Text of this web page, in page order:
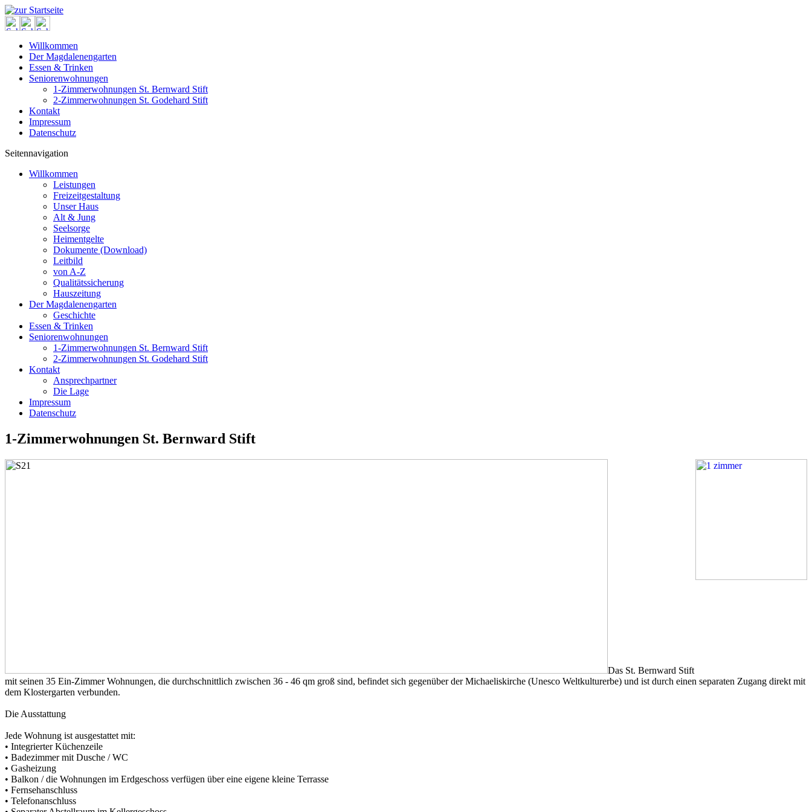
Willkommen
Der Magdalenengarten
Essen & Trinken
Seniorenwohnungen
1-Zimmerwohnungen St. Bernward Stift
2-Zimmerwohnungen St. Godehard Stift
Kontakt
Impressum
Datenschutz
Seitennavigation
Willkommen
Leistungen
Freizeitgestaltung
Unser Haus
Alt & Jung
Seelsorge
Heimentgelte
Dokumente (Download)
Leitbild
von A-Z
Qualitätssicherung
Hauszeitung
Der Magdalenengarten
Geschichte
Essen & Trinken
Seniorenwohnungen
1-Zimmerwohnungen St. Bernward Stift
2-Zimmerwohnungen St. Godehard Stift
Kontakt
Ansprechpartner
Die Lage
Impressum
Datenschutz
1-Zimmerwohnungen St. Bernward Stift
Das St. Bernward Stift
mit seinen 35 Ein-Zimmer Wohnungen, die durchschnittlich zwischen 36 - 46 qm groß sind, befindet sich gegenüber der Michaeliskirche (Unesco Weltkulturerbe) und ist durch einen separaten Zugang direkt mit
dem Klostergarten verbunden.
Die Ausstattung
Jede Wohnung ist ausgestattet mit:
• Integrierter Küchenzeile
• Badezimmer mit Dusche / WC
• Gasheizung
• Balkon / die Wohnungen im Erdgeschoss verfügen über eine eigene kleine Terrasse
• Fernsehanschluss
• Telefonanschluss